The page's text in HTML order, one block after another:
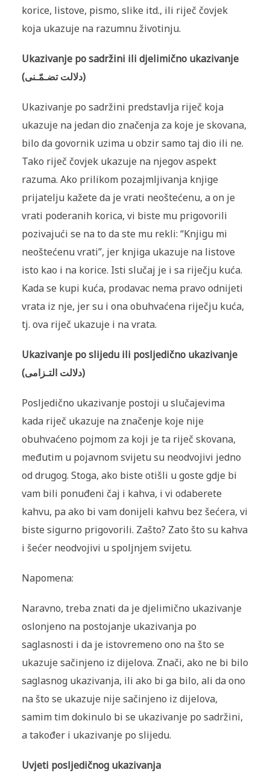
korice, listove, pismo, slike itd., ili riječ čovjek
koja ukazuje na razumnu životinju.
Ukazivanje po sadržini ili djelimično ukazivanje
(دلالت تضـمّـنى)
Ukazivanje po sadržini predstavlja riječ koja
ukazuje na jedan dio zna­čenja za koje je skovana,
bilo da govornik uzima u obzir samo taj dio ili ne.
Tako riječ čovjek ukazuje na njegov aspekt
razuma. Ako prilikom pozajmljivanja knjige
prijatelju kažete da je vrati neoštećenu, a on je
vrati poderanih korica, vi biste mu prigovorili
pozivajući se na to da ste mu rekli: “Knjigu mi
neoštećenu vrati”, jer knjiga ukazuje na listove
isto kao i na korice. Isti slučaj je i sa riječju kuća.
Kada se kupi kuća, proda­vac nema pravo odnijeti
vrata iz nje, jer su i ona obuhvaćena riječju kuća,
tj. ova riječ ukazuje i na vrata.
Ukazivanje po slijedu ili posljedično ukazivanje
(دلالت التـزامى)
Posljedično ukazivanje postoji u slučajevima
kada riječ ukazuje na zna­čenje koje nije
obuhvaćeno pojmom za koji je ta riječ skovana,
međutim u pojavnom svijetu su neodvojivi jedno
od drugog. Stoga, ako biste otišli u goste gdje bi
vam bili ponuđeni čaj i kahva, i vi odaberete
kahvu, pa ako bi vam donijeli kahvu bez šećera, vi
biste sigurno prigovorili. Zašto? Zato što su kahva
i šećer neodvojivi u spoljnjem svijetu.
Napomena:
Naravno, treba znati da je djelimično ukazivanje
oslonjeno na postojanje ukazivanja po
saglasnosti i da je istovremeno ono na što se
ukazuje sačinjeno iz dijelova. Znači, ako ne bi bilo
saglasnog ukazivanja, ili ako bi ga bilo, ali da ono
na što se ukazuje nije sačinjeno iz dijelova,
samim tim dokinulo bi se ukazivanje po sadržini,
a također i ukazivanje po sli­jedu.
Uvjeti posljedičnog ukazivanja